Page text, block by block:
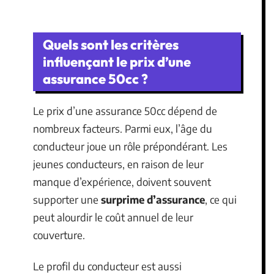
Quels sont les critères
influençant le prix d’une
assurance 50cc ?
Le prix d’une assurance 50cc dépend de
nombreux facteurs. Parmi eux, l’âge du
conducteur joue un rôle prépondérant. Les
jeunes conducteurs, en raison de leur
manque d’expérience, doivent souvent
supporter une surprime d’assurance, ce qui
peut alourdir le coût annuel de leur
couverture.
Le profil du conducteur est aussi